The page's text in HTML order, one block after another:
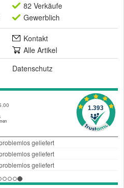
82 Verkäufe
Gewerblich
Kontakt
Alle Artikel
Datenschutz